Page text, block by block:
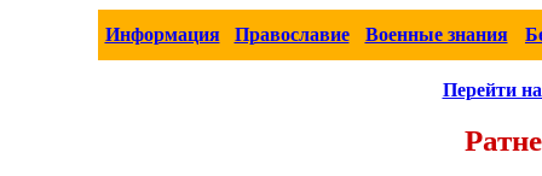
Информация Православие Военные знания
Перейти